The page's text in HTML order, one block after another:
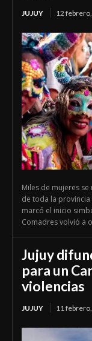
JUJUY 12
Miles de mujeres
de toda la
marcó el inicio
Comadres volvió a
Jujuy
para un
violencias
JUJUY 11